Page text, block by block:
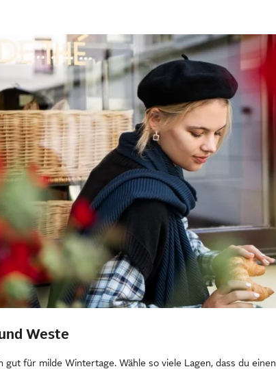
Weste
gut für milde Wintertage. Wähle so viele Lagen, dass du einen